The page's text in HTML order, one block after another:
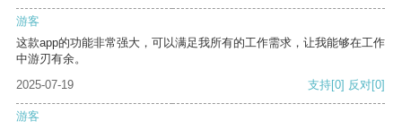
游客
这款app的功能非常强大，可以满足我所有的工作需求，让我能够在工作
中游刃有余。
2025-07-19
支持[0] 反对[0]
游客